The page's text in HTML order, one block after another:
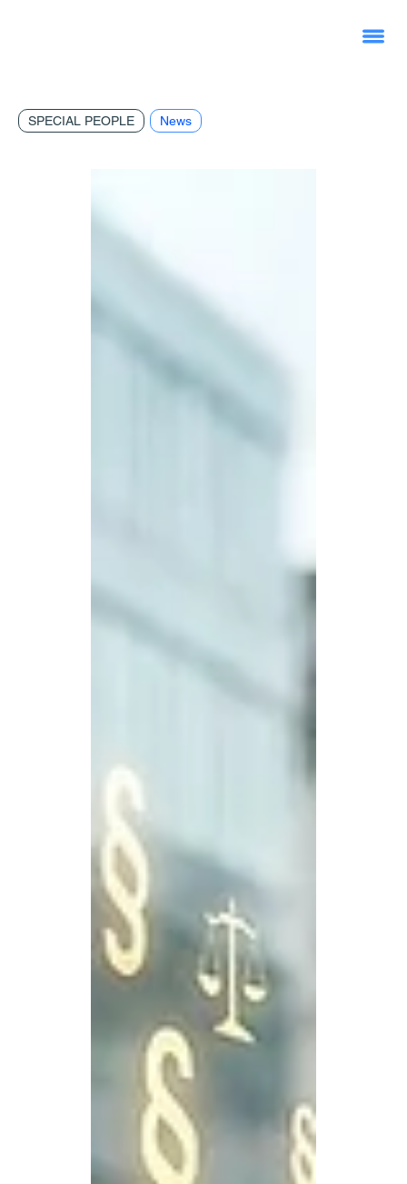
SPECIAL PEOPLE News